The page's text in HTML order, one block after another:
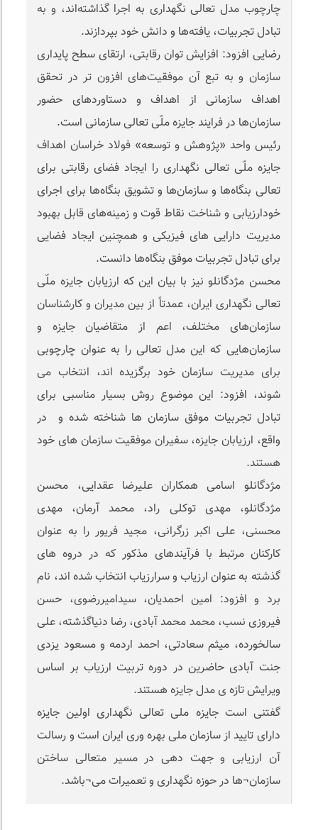
چارچوب مدل تعالی نگهداری به اجرا گذاشته‌اند، و به
تبادل تجربیات، یافته‌ها و دانش خود بپردازند.
رضایی افزود: افزایش توان رقابتی، ارتقای سطح پایداری
سازمان و به تبع آن موفقیت‌های افزون تر در تحقق
اهداف سازمانی از اهداف و دستاوردهای حضور
سازمان‌ها در فرایند جایزه ملّی تعالی سازمانی است.
رئیس واحد «پژوهش و توسعه» فولاد خراسان اهداف
جایزه ملّی تعالی نگهداری را ایجاد فضای رقابتی برای
تعالی بنگاه‌ها و سازمان‌ها و تشویق بنگاه‌ها برای اجرای
خودارزیابی و شناخت نقاط قوت و زمینه‌های قابل بهبود
مدیریت دارایی های فیزیکی و همچنین ایجاد فضایی
برای تبادل تجربیات موفق بنگاه‌ها دانست.
محسن مژدگانلو نیز با بیان این که ارزیابان جایزه ملّی
تعالی نگهداری ایران، عمدتاً از بین مدیران و كارشناسان
سازمان‌های مختلف، اعم از متقاضیان جایزه و
سازمان‌هایی كه این مدل تعالی را به عنوان چارچوبی
برای مدیریت سازمان خود برگزیده اند، انتخاب می
شوند، افزود: این موضوع روش بسیار مناسبی برای
تبادل تجربیات موفق سازمان ها شناخته شده و در
واقع، ارزیابان جایزه، سفیران موفقیت سازمان های خود
هستند.
مژدگانلو اسامی همکاران علیرضا عقدایی، محسن
مژدگانلو، مهدی توکلی راد، محمد آرمان، مهدی
محسنی، علی اکبر زرگرانی، مجید فریور را به عنوان
کارکنان مرتبط با فرآیندهای مذکور که در دروه های
گذشته به عنوان ارزیاب و سرارزیاب انتخاب شده اند، نام
برد و افزود: امین احمدیان، سیدامیررضوی، حسن
فیروزی نسب، محمد محمد آبادی، رضا دنیاگذشته، علی
سالخورده، میثم سعادتی، احمد اردمه و مسعود یزدی
جنت آبادی حاضرین در دوره تربیت ارزیاب بر اساس
ویرایش تازه ی مدل جایزه هستند.
گفتنی است جایزه ملی تعالی نگهداری اولین جایزه
دارای تایید از سازمان ملی بهره وری ایران است و رسالت
آن ارزیابی و جهت دهی در مسیر متعالی ساختن
سازمان¬ها در حوزه نگهداری و تعمیرات می¬باشد.